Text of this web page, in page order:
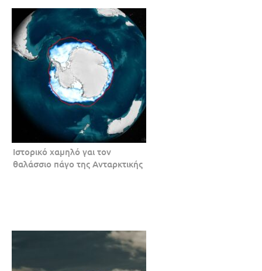
Ιστορικό χαμηλό γαι τον
θαλάσσιο πάγο της Ανταρκτικής